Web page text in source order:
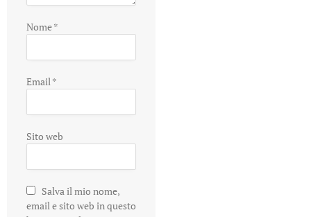
Nome*
Email*
Sito web
Salva il mio nome,
email e sito web in questo